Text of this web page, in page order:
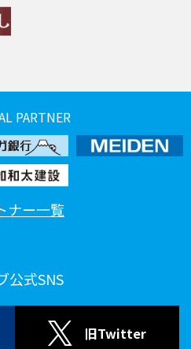
PARTNER
ナー一覧
公式SNS
旧Twitter